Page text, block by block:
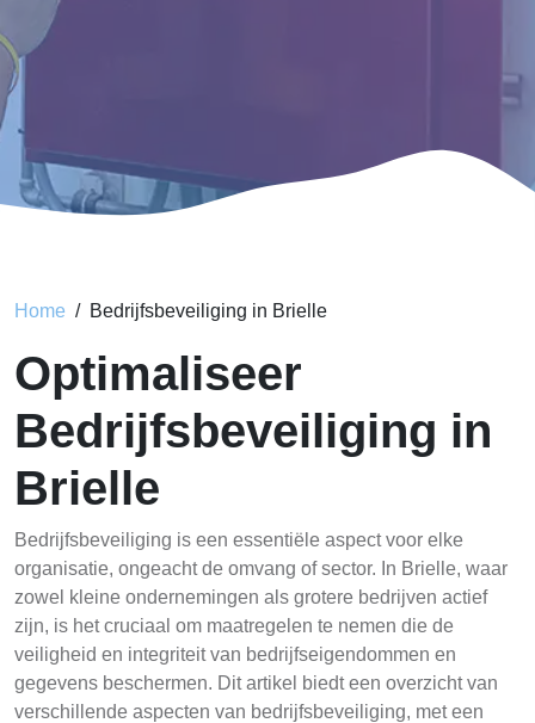
Home Bedrijfsbeveiliging in Brielle
Optimaliseer
Bedrijfsbeveiliging in
Brielle
Bedrijfsbeveiliging is een essentiële aspect voor elke
organisatie, ongeacht de omvang of sector. In Brielle, waar
zowel kleine ondernemingen als grotere bedrijven actief
zijn, is het cruciaal om maatregelen te nemen die de
veiligheid en integriteit van bedrijfseigendommen en
gegevens beschermen. Dit artikel biedt een overzicht van
verschillende aspecten van bedrijfsbeveiliging, met een